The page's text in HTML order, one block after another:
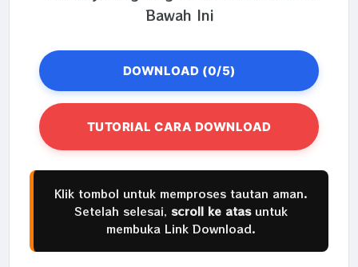
Bawah Ini
DOWNLOAD (0/5)
TUTORIAL CARA DOWNLOAD
Klik tombol untuk memproses tautan aman.
Setelah selesai, scroll ke atasuntuk
membuka Link Download.